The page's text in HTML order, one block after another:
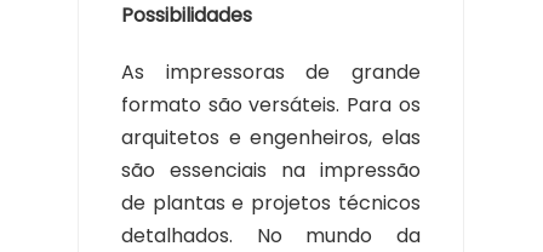
Possibilidades
As impressoras de grande
formato são versáteis. Para os
arquitetos e engenheiros, elas
são essenciais na impressão
de plantas e projetos técnicos
detalhados. No mundo da